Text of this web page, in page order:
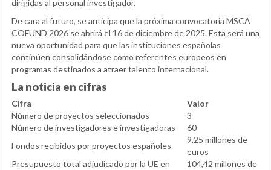
dirigidas al personal investigador.
De cara al futuro, se anticipa que la próxima convocatoria MSCA
COFUND 2026 se abrirá el 16 de diciembre de 2025. Esta será una
nueva oportunidad para que las instituciones españolas
continúen consolidándose como referentes europeos en
programas destinados a atraer talento internacional.
La noticia en cifras
Cifra
Valor
Número de proyectos seleccionados
3
Número de investigadores e investigadoras
60
Fondos recibidos por proyectos españoles
9,25 millones de
euros
Presupuesto total adjudicado por la UE en
104,42 millones de